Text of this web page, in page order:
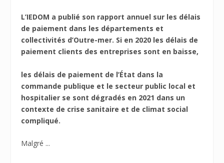
L’IEDOM a publié son rapport annuel sur les délais
de paiement dans les départements et
collectivités d’Outre-mer. Si en 2020 les délais de
paiement clients des entreprises sont en baisse,
les délais de paiement de l’État dans la
commande publique et le secteur public local et
hospitalier se sont dégradés en 2021 dans un
contexte de crise sanitaire et de climat social
compliqué.
Malgré ...